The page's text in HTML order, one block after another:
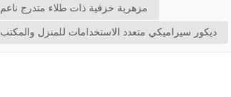
مزهرية خزفية ذات طلاء متدرج ناعم
ديكور سيراميكي متعدد الاستخدامات للمنزل والمكتب